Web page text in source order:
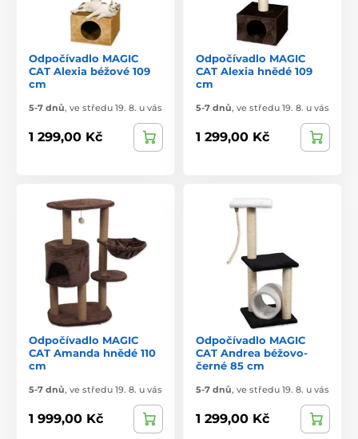
Odpočívadlo MAGIC
CAT Alexia béžové 109
cm
5-7 dnů, ve středu 19. 8. u vás
1 299,00 Kč
Odpočívadlo MAGIC
CAT Alexia hnědé 109
cm
5-7 dnů, ve středu 19. 8. u vás
1 299,00 Kč
Odpočívadlo MAGIC
CAT Amanda hnědé 110
cm
5-7 dnů, ve středu 19. 8. u vás
1 999,00 Kč
Odpočívadlo MAGIC
CAT Andrea béžovo-
černé 85 cm
5-7 dnů, ve středu 19. 8. u vás
1 299,00 Kč